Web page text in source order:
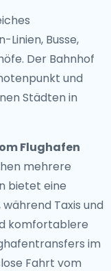
Linien, Busse,
Der Bahnhof
und
Städten in
Flughafen
mehrere
bietet eine
Taxis und
komfortablere
im
Fahrt vom